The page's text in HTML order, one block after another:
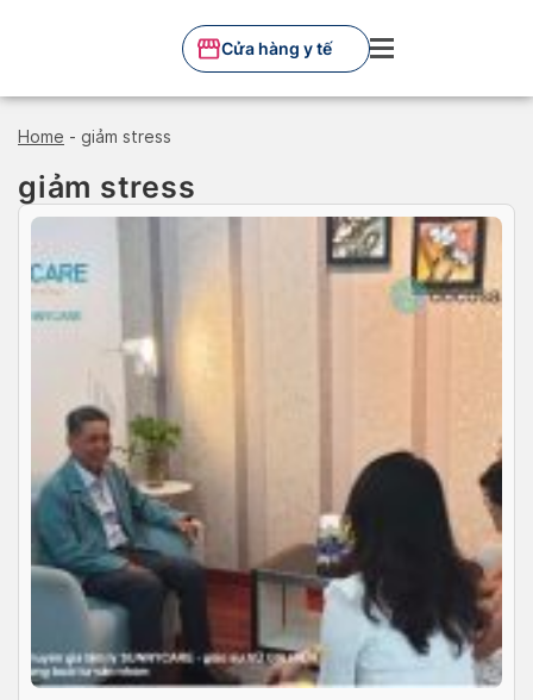
Cửa hàng y tế
Home - giảm stress
giảm stress